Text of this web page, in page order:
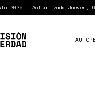
2026 Actualizado Jueves,